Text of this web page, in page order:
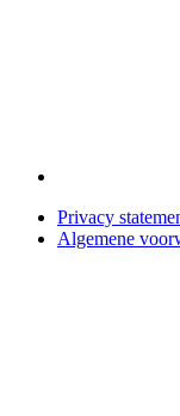
Privacy
Algemene